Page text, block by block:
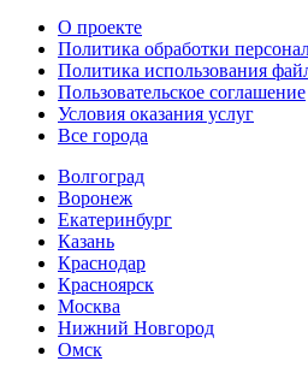
О проекте
Политика обработки
Политика использования
Пользовательское соглашение
Условия оказания услуг
Все города
Волгоград
Воронеж
Екатеринбург
Казань
Краснодар
Красноярск
Москва
Нижний Новгород
Омск